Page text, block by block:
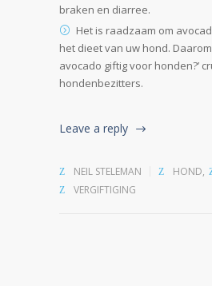
braken en diarree.
Het is raadzaam om
het dieet van uw hond. Daarom
avocado giftig voor honden?’
hondenbezitters.
Leave a reply
NEIL STELEMAN HOND,
VERGIFTIGING